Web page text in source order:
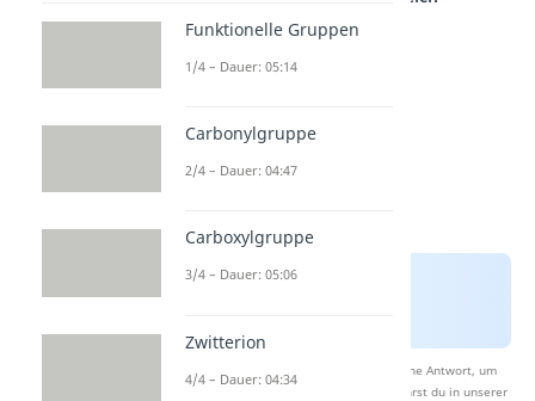
Nach Beantwortung speichern wir deine Antwort, um
Studyflix zu verbessern. Mehr dazu erfährst du in unserer
Funktionelle Gruppen
1/4 – Dauer: 05:14
Carbonylgruppe
2/4 – Dauer: 04:47
Carboxylgruppe
3/4 – Dauer: 05:06
Zwitterion
4/4 – Dauer: 04:34